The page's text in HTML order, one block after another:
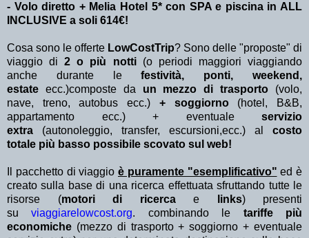
- Volo diretto + Melia Hotel 5* con SPA e piscina in ALL
INCLUSIVE a soli 614€!
Cosa sono le offerte LowCostTrip? Sono delle "proposte" di
viaggio di2 o più notti (o periodi maggiori viaggiando
anche durante lefestività, ponti, weekend,
estate ecc.)composte da un mezzo di trasporto (volo,
nave, treno, autobus ecc.) + soggiorno(hotel, B&B,
appartamento ecc.) + eventuale servizio
extra (autonoleggio, transfer, escursioni,ecc.) al costo
totale più basso possibile scovato sul web!
Il pacchetto di viaggio è puramente "esemplificativo" ed è
creato sulla base di una ricerca effettuata sfruttando tutte le
risorse (motori di ricerca e links) presenti
suviaggiarelowcost.org. combinando le tariffe più
economiche (mezzo di trasporto + soggiorno + eventuale